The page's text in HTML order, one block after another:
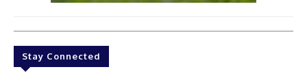
Stay Connected